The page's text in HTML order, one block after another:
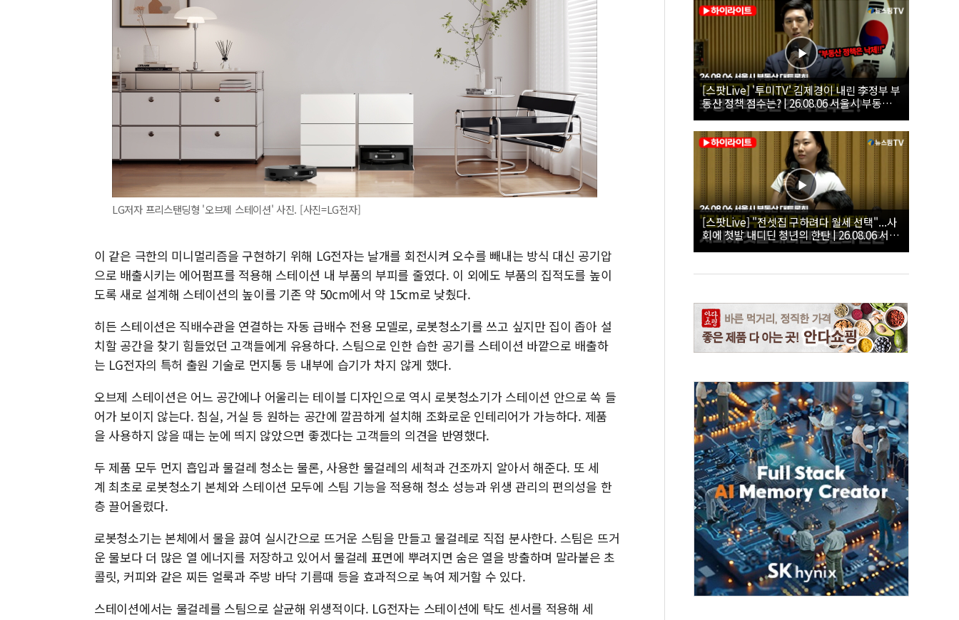
LG저자 프리스탠딩형 '오브제 스테이션' 사진. [사진=LG전자]
이 같은 극한의 미니멀리즘을 구현하기 위해 LG전자는 날개를 회전시켜 오수를 빼내는 방식 대신 공기압
으로 배출시키는 에어펌프를 적용해 스테이션 내 부품의 부피를 줄였다. 이 외에도 부품의 집적도를 높이
도록 새로 설계해 스테이션의 높이를 기존 약 50cm에서 약 15cm로 낮췄다.
히든 스테이션은 직배수관을 연결하는 자동 급배수 전용 모델로, 로봇청소기를 쓰고 싶지만 집이 좁아 설
치할 공간을 찾기 힘들었던 고객들에게 유용하다. 스팀으로 인한 습한 공기를 스테이션 바깥으로 배출하
는 LG전자의 특허 출원 기술로 먼지통 등 내부에 습기가 차지 않게 했다.
오브제 스테이션은 어느 공간에나 어울리는 테이블 디자인으로 역시 로봇청소기가 스테이션 안으로 쏙 들
어가 보이지 않는다. 침실, 거실 등 원하는 공간에 깔끔하게 설치해 조화로운 인테리어가 가능하다. 제품
을 사용하지 않을 때는 눈에 띄지 않았으면 좋겠다는 고객들의 의견을 반영했다.
두 제품 모두 먼지 흡입과 물걸레 청소는 물론, 사용한 물걸레의 세척과 건조까지 알아서 해준다. 또 세
계 최초로 로봇청소기 본체와 스테이션 모두에 스팀 기능을 적용해 청소 성능과 위생 관리의 편의성을 한
층 끌어올렸다.
로봇청소기는 본체에서 물을 끓여 실시간으로 뜨거운 스팀을 만들고 물걸레로 직접 분사한다. 스팀은 뜨거
운 물보다 더 많은 열 에너지를 저장하고 있어서 물걸레 표면에 뿌려지면 숨은 열을 방출하며 말라붙은 초
콜릿, 커피와 같은 찌든 얼룩과 주방 바닥 기름때 등을 효과적으로 녹여 제거할 수 있다.
스테이션에서는 물걸레를 스팀으로 살균해 위생적이다. LG전자는 스테이션에 탁도 센서를 적용해 세
[스팟Live] '투미TV' 김제경이 내린 李정부 부
동산 정책 점수는? | 26.08.06 서울시 부동산
대토론회
[스팟Live] "전셋집 구하려다 월세 선택"...사
회에 첫발 내디딘 청년의 한탄 | 26.08.06 서울
시 부동산 대토론회